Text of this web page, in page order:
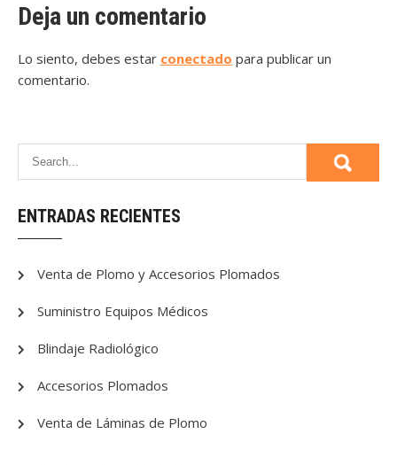
entradas
Deja un comentario
Lo siento, debes estar conectado para publicar un
comentario.
ENTRADAS RECIENTES
Venta de Plomo y Accesorios Plomados
Suministro Equipos Médicos
Blindaje Radiológico
Accesorios Plomados
Venta de Láminas de Plomo